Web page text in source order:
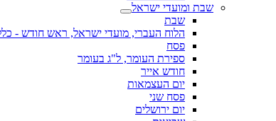
שבת ומועדי ישראל
שבת
הלוח העברי, מועדי ישראל, ראש חודש -
פסח
ספירת העומר, ל"ג בעומר
חודש אייר
יום העצמאות
פסח שני
יום ירושלים